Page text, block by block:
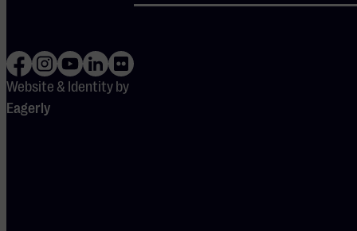
Website & Identity by
Eagerly
Nikola
Meeuwsens ster
is onmiddellijk
gaan stralen, wat